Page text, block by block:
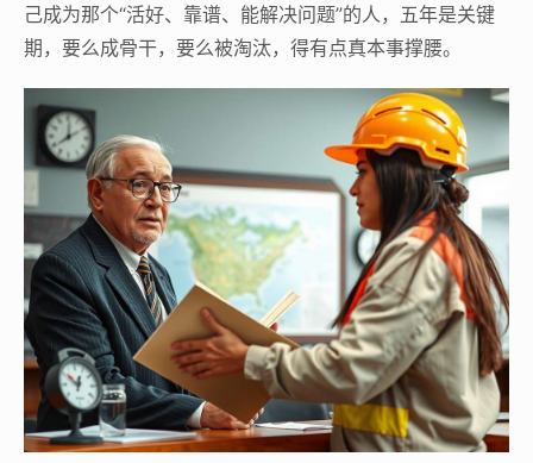
己成为那个“活好、靠谱、能解决问题”的人，五年是关键
期，要么成骨干，要么被淘汰，得有点真本事撑腰。